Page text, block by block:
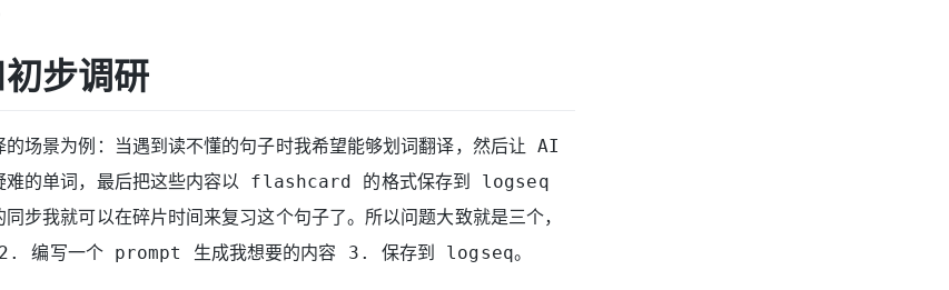
步调研
的场景为例：当遇到读不懂的句子时我希望能够划词翻译，然后让 AI
难的单词，最后把这些内容以 flashcard 的格式保存到 logseq
步我就可以在碎片时间来复习这个句子了。所以问题大致就是三个，
编写一个 prompt 生成我想要的内容 3. 保存到 logseq。